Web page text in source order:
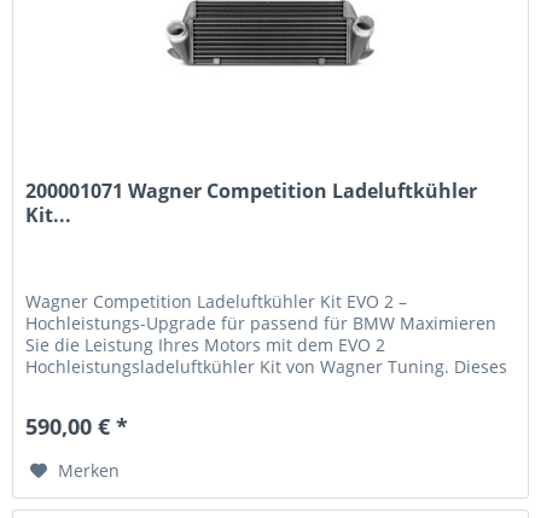
200001071 Wagner Competition Ladeluftkühler
Kit...
Wagner Competition Ladeluftkühler Kit EVO 2 –
Hochleistungs-Upgrade für passend für BMW Maximieren
Sie die Leistung Ihres Motors mit dem EVO 2
Hochleistungsladeluftkühler Kit von Wagner Tuning. Dieses
spürbare Leistungssteigerungen zu bieten. Technische
590,00 € *
Merken